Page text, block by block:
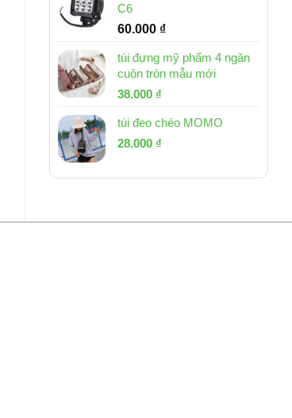
C6
60.000 ₫
túi đựng mỹ phẩm 4 ngăn
cuộn tròn mẫu mới
Giá
là:
53.000 ₫.
38.000 ₫
tại
túi đeo chéo MOMO
Giá
là:
28.000 ₫
tại